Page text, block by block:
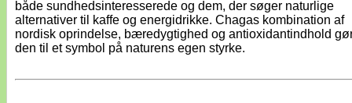
både sundhedsinteresserede og dem, der søger naturlige
alternativer til kaffe og energidrikke. Chagas kombination af
nordisk oprindelse, bæredygtighed og antioxidantindhold
den til et symbol på naturens egen styrke.